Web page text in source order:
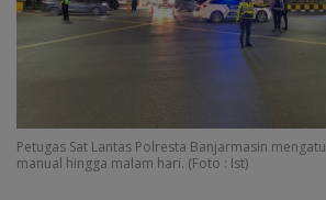
Petugas Sat Lantas Polresta Banjarmasin
manual hingga malam hari. (Foto : Ist)